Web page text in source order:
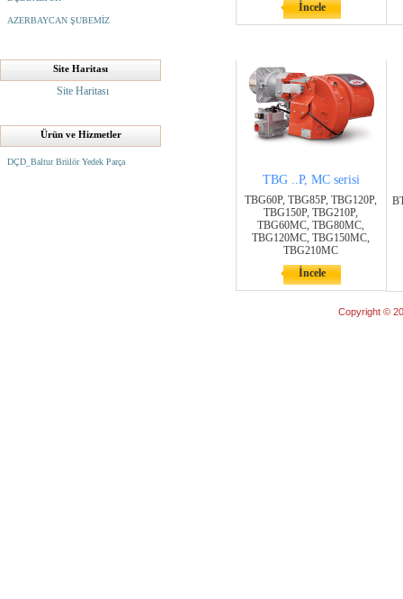
AZERBAYCAN ŞUBEMİZ
Site Haritası
Site Haritası
Ürün ve Hizmetler
DÇD_Baltur Brülör Yedek Parça
İncele
TBG ..P, MC serisi
TBG60P, TBG85P, TBG120P,
TBG150P, TBG210P,
TBG60MC, TBG80MC,
TBG120MC, TBG150MC,
TBG210MC
İncele
Copyright ©